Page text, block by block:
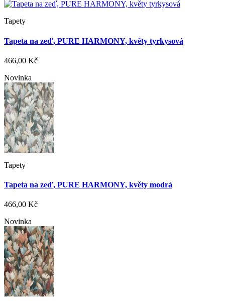
Tapety
Tapeta na zeď, PURE HARMONY, květy tyrkysová
466,00 Kč
Novinka
Tapety
Tapeta na zeď, PURE HARMONY, květy modrá
466,00 Kč
Novinka